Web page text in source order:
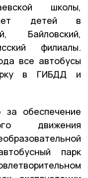
школы,
детей в
Байловский,
филиалы.
все автобусы
в ГИБДД и
за обеспечение
движения
парк